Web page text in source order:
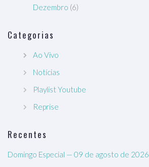
Dezembro (6)
Categorias
Ao Vivo
Notícias
Playlist Youtube
Reprise
Recentes
Domingo Especial — 09 de agosto de 2026